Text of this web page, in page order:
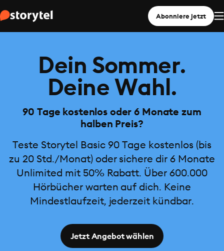
Abonniere jetzt
Dein Sommer.
Deine Wahl.
90 Tage kostenlos oder 6 Monate zum
halben Preis?
Teste Storytel Basic 90 Tage kostenlos (bis
zu 20 Std./Monat) oder sichere dir 6 Monate
Unlimited mit 50% Rabatt. Über 600.000
Hörbücher warten auf dich. Keine
Mindestlaufzeit, jederzeit kündbar.
Jetzt Angebot wählen